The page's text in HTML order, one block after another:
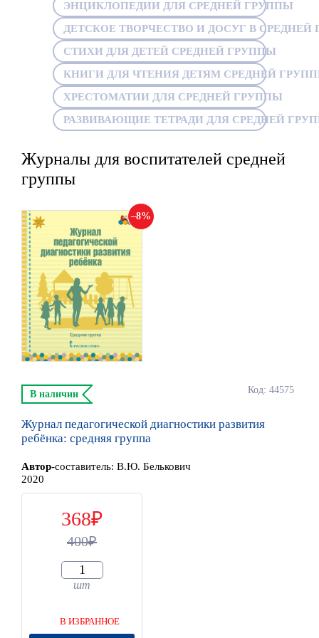
ЭНЦИКЛОПЕДИИ ДЛЯ СРЕДНЕЙ ГРУППЫ
ДЕТСКОЕ ТВОРЧЕСТВО И ДОСУГ В СРЕДНЕЙ
СТИХИ ДЛЯ ДЕТЕЙ СРЕДНЕЙ ГРУППЫ
КНИГИ ДЛЯ ЧТЕНИЯ ДЕТЯМ СРЕДНЕЙ
ХРЕСТОМАТИИ ДЛЯ СРЕДНЕЙ ГРУППЫ
РАЗВИВАЮЩИЕ ТЕТРАДИ ДЛЯ СРЕДНЕЙ
Журналы для воспитателей средней
группы
8
Код: 44575
В наличии
Журнал педагогической диагностики развития
ребёнка: средняя группа
Автор-составитель: В.Ю. Белькович
2020
368
400
шт
В ИЗБРАННОЕ